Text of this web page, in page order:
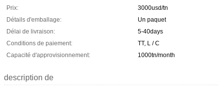
Prix:
3000usd/tn
Détails d'emballage:
Un paquet
Délai de livraison:
5-40days
Conditions de paiement:
TT, L / C
Capacité d'approvisionnement:
1000tn/month
description de